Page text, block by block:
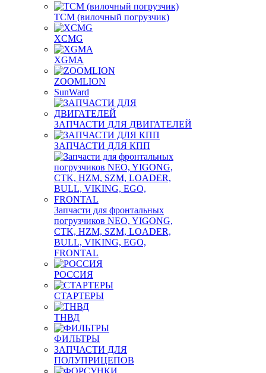
TCM (вилочный погрузчик)
XCMG
XGMA
ZOOMLION
SunWard
ЗАПЧАСТИ ДЛЯ ДВИГАТЕЛЕЙ
ЗАПЧАСТИ ДЛЯ КПП
Запчасти для фронтальных
погрузчиков NEO, YIGONG,
CTK, HZM, SZM, LOADER,
BULL, VIKING, EGO,
FRONTAL
РОССИЯ
СТАРТЕРЫ
ТНВД
ФИЛЬТРЫ
ЗАПЧАСТИ ДЛЯ
ПОЛУПРИЦЕПОВ